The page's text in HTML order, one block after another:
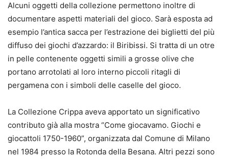
Alcuni oggetti della collezione permettono inoltre di
documentare aspetti materiali del gioco. Sarà esposta ad
esempio l’antica sacca per l’estrazione dei biglietti del più
diffuso dei giochi d’azzardo: il Biribissi. Si tratta di un otre
in pelle contenente oggetti simili a grosse olive che
portano arrotolati al loro interno piccoli ritagli di
pergamena con i simboli delle caselle del gioco.
La Collezione Crippa aveva apportato un significativo
contributo già alla mostra “Come giocavamo. Giochi e
giocattoli 1750-1960”, organizzata dal Comune di Milano
nel 1984 presso la Rotonda della Besana. Altri pezzi sono